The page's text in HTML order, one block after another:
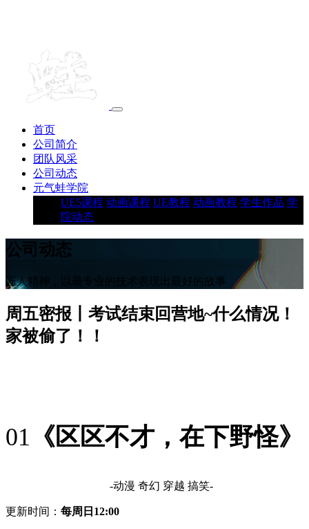
首页
公司简介
团队风采
公司动态
元气蛙学院
UE5课程 动画课程 UE教程 动画教程 学生作品 学
院动态
公司动态
匠人精神，以最专业的技术表现出最好的故事
周五密报丨考试结束回营地~什么情况！
家被偷了！！
01 《区区不才，在下野怪》
-动漫 奇幻 穿越 搞笑-
更新时间： 每周日12:00